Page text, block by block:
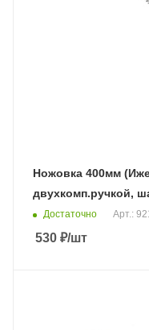
Ножовка 400мм
двухкомп.ручкой,
Достаточно Арт.:
530 ₽/шт